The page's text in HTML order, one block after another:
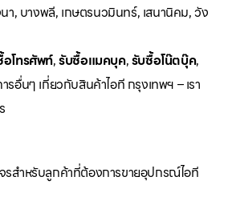
า, บางพลี, เกษตรนวมินทร์, เสนานิคม, วัง
โทรศัพท์,รับซื้อแมคบุค,รับซื้อโน๊ตบุ๊ค,
รอื่นๆ เกี่ยวกับสินค้าไอที กรุงเทพฯ – เรา
รสำหรับลูกค้าที่ต้องการขายอุปกรณ์ไอที